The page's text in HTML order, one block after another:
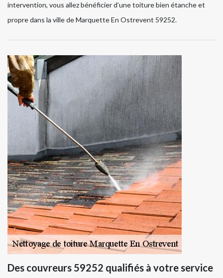
intervention, vous allez bénéficier d’une toiture bien étanche et
propre dans la ville de Marquette En Ostrevent 59252.
Des couvreurs 59252 qualifiés à votre service